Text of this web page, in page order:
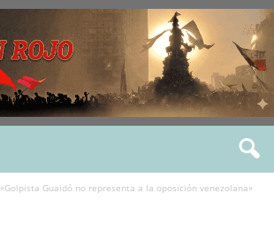
«Golpista Guaidó no representa a la oposición venezolana»